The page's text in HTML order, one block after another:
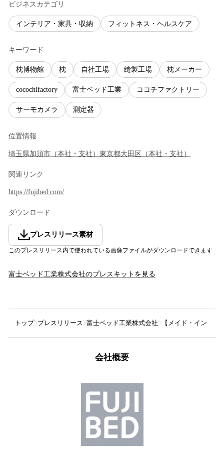
ビジネスカテゴリ
インテリア・家具・収納 フィットネス・ヘルスケア
キーワード
枕博物館 枕 自社工場 縫製工場 枕メーカー
cocochifactory 富士ベッド工業 ココチファクトリー
サーモカメラ 測定器
位置情報
埼玉県加須市 （本社・支社 ） 東京都大田区 （本社・支社 ）
関連リンク
https://fujibed.com/
ダウンロード
プレスリリース素材
このプレスリリース内で使われている画像ファイルがダウンロードできます
富士ベッド工業株式会社のプレスキットを見る
トップ プレスリリース 富士ベッド工業株式会社 【メイド・イン・
会社概要